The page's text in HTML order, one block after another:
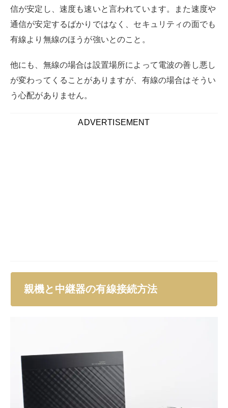
まずは、有線で中継器を設定する方法についてお伝えし
中継器のコンセントを差し込む
Wi-Fiルーター（親機）のWPSボタンを長押しし、
ペアリングする
中継器にLANケーブルを接続する